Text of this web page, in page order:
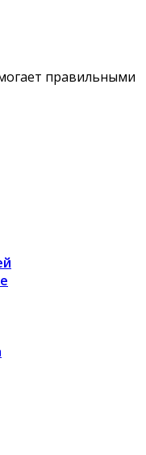
правильными